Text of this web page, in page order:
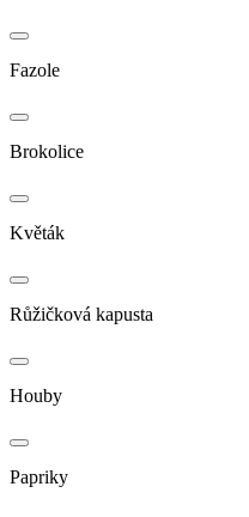
Fazole
Brokolice
Květák
Růžičková kapusta
Houby
Papriky